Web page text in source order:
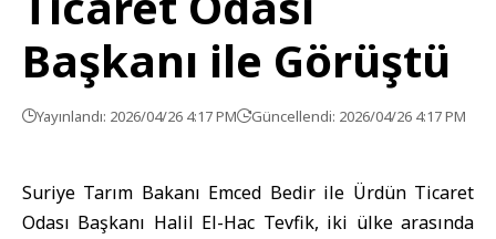
Başkanı ile Görüştü
Yayınlandı: 2026/04/26 4:17 PM Güncellendi: 2026/04/26 4:17 PM
Suriye Tarım Bakanı Emced Bedir ile Ürdün Ticaret
Odası Başkanı Halil El-Hac Tevfik, iki ülke arasında